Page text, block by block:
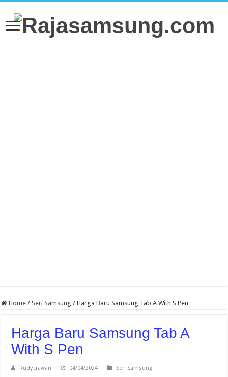
Home / Seri Samsung / Harga Baru Samsung Tab A With S Pen
Harga Baru Samsung Tab A
With S Pen
Rudy Irawan 04/04/2024 Seri Samsung